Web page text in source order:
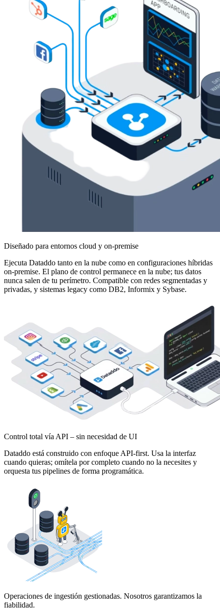
Diseñado para entornos cloud y on-premise
Ejecuta Dataddo tanto en la nube como en configuraciones híbridas
on-premise. El plano de control permanece en la nube; tus datos
nunca salen de tu perímetro. Compatible con redes segmentadas y
privadas, y sistemas legacy como DB2, Informix y Sybase.
Control total vía API – sin necesidad de UI
Dataddo está construido con enfoque API-first. Usa la interfaz
cuando quieras; omítela por completo cuando no la necesites y
orquesta tus pipelines de forma programática.
Operaciones de ingestión gestionadas. Nosotros garantizamos la
fiabilidad.